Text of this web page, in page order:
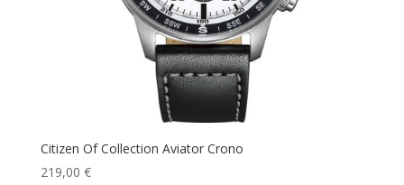
Citizen Of Collection Aviator Crono
219,00 €